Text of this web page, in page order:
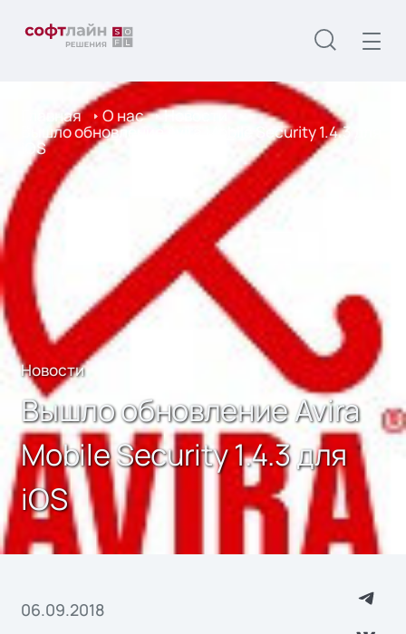
Главная О нас Новости
Вышло обновление Avira Mobile Security 1.4.3 для
iOS
Новости
Вышло обновление Avira
Mobile Security 1.4.3 для
iOS
06.09.2018